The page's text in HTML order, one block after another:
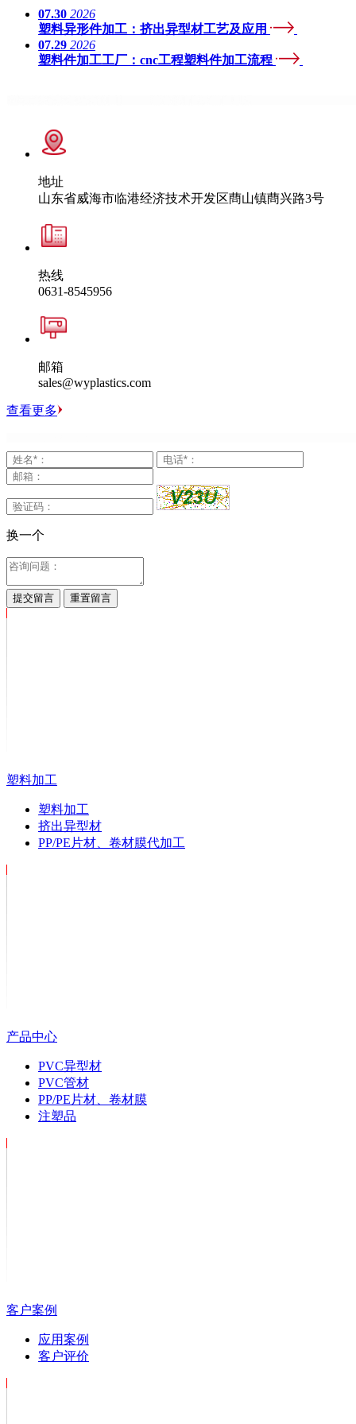
07.30 2026
塑料异形件加工：挤出异型材工艺及应用
07.29 2026
塑料件加工工厂：cnc工程塑料件加工流程
地址
山东省威海市临港经济技术开发区蔄山镇蔄兴路3号
热线
0631-8545956
邮箱
sales@wyplastics.com
查看更多
换一个
提交留言 重置留言
塑料加工
塑料加工
挤出异型材
PP/PE片材、卷材膜代加工
产品中心
PVC异型材
PVC管材
PP/PE片材、卷材膜
注塑品
客户案例
应用案例
客户评价